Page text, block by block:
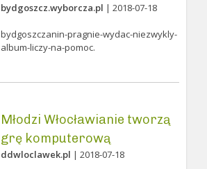
bydgoszcz.wyborcza.pl | 2018-07-18
bydgoszczanin-pragnie-wydac-niezwykly-
album-liczy-na-pomoc.
Młodzi Włocławianie tworzą
grę komputerową
ddwloclawek.pl | 2018-07-18